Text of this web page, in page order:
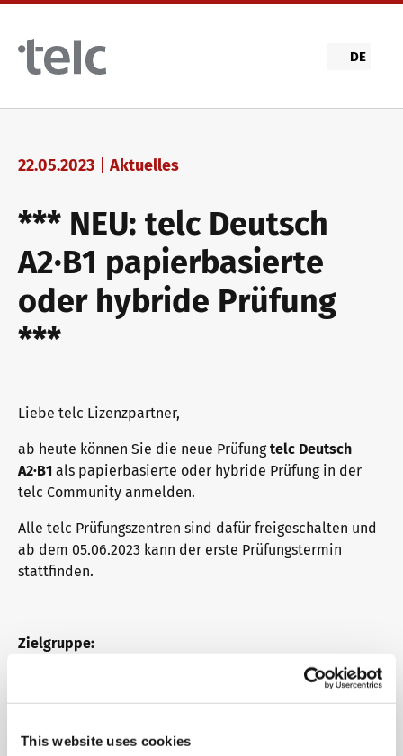
This website uses cookies
Skip to main content
DE
22.05.2023 Aktuelles
*** NEU: telc Deutsch
A2·B1 papierbasierte
oder hybride Prüfung
***
Liebe telc Lizenzpartner,
ab heute können Sie die neue Prüfungtelc Deutsch
A2·B1 als papierbasierte oder hybride Prüfung in der
telc Community anmelden.
Alle telc Prüfungszentren sind dafür freigeschalten und
ab dem 05.06.2023 kann der erste Prüfungstermin
stattfinden.
Zielgruppe:
Die Prüfung kann weltweit abgelegt werden und ist vor
allem für Deutschlernende, die in Deutschland leben
einen Einbürgerungstest ablegen müssen oder ein